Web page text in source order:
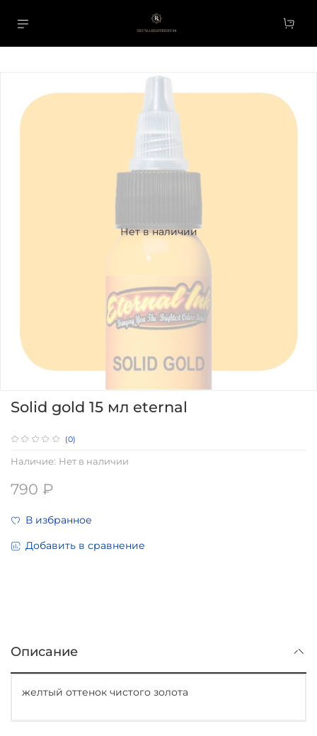
Нет в наличии
(0)
Наличие: Нет в наличии
Solid gold 15 мл eternal
790 ₽
В избранное
Добавить в сравнение
Описание
желтый оттенок чистого золота